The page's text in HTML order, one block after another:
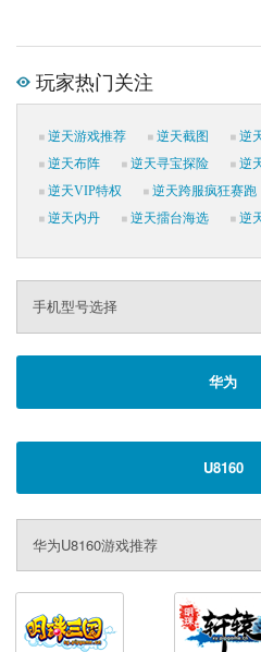
玩家热门关注
逆天游戏推荐 逆天截图 逆
逆天布阵
逆天寻宝探险 逆
逆天VIP特权
逆天跨服疯狂赛跑
逆天内丹
逆天擂台海选 逆
手机型号选择
华为
U8160
华为U8160游戏推荐